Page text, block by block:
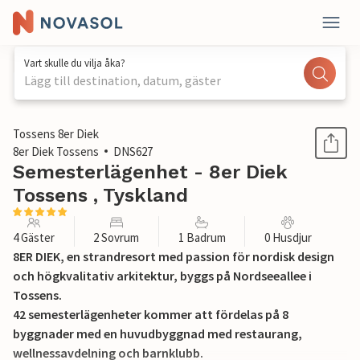
Vart skulle du vilja åka?
Lägg till destination, datum, gäster
1 / 19
Tossens 8er Diek
8er Diek Tossens
DNS627
Semesterlägenhet - 8er Diek
Tossens , Tyskland
4 Gäster 2 Sovrum 1 Badrum 0 Husdjur
8ER DIEK, en strandresort med passion för nordisk design
och högkvalitativ arkitektur, byggs på Nordseeallee i
Tossens.
42 semesterlägenheter kommer att fördelas på 8
byggnader med en huvudbyggnad med restaurang,
wellnessavdelning och barnklubb.